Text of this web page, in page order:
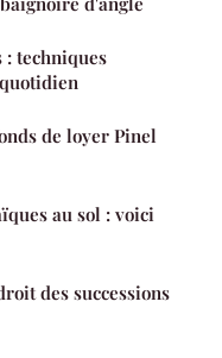
techniques
de loyer Pinel
au sol : voici
des successions